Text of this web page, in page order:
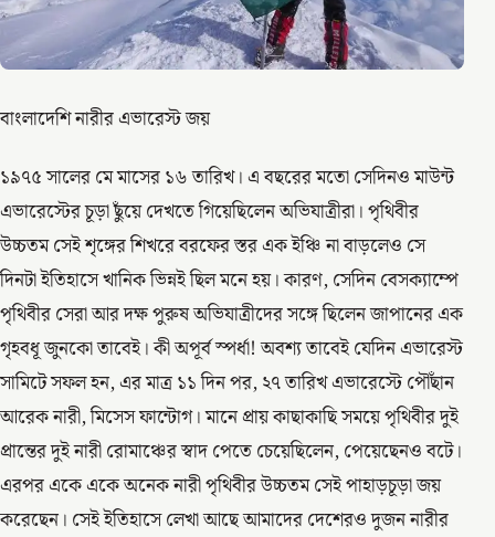
বাংলাদেশি নারীর এভারেস্ট জয়
১৯৭৫ সালের মে মাসের ১৬ তারিখ। এ বছরের মতো সেদিনও মাউন্ট
এভারেস্টের চূড়া ছুঁয়ে দেখতে গিয়েছিলেন অভিযাত্রীরা। পৃথিবীর
উচ্চতম সেই শৃঙ্গের শিখরে বরফের স্তর এক ইঞ্চি না বাড়লেও সে
দিনটা ইতিহাসে খানিক ভিন্নই ছিল মনে হয়। কারণ, সেদিন বেসক্যাম্পে
পৃথিবীর সেরা আর দক্ষ পুরুষ অভিযাত্রীদের সঙ্গে ছিলেন জাপানের এক
গৃহবধূ জুনকো তাবেই। কী অপূর্ব স্পর্ধা! অবশ্য তাবেই যেদিন এভারেস্ট
সামিটে সফল হন, এর মাত্র ১১ দিন পর, ২৭ তারিখ এভারেস্টে পৌঁছান
আরেক নারী, মিসেস ফান্টোগ। মানে প্রায় কাছাকাছি সময়ে পৃথিবীর দুই
প্রান্তের দুই নারী রোমাঞ্চের স্বাদ পেতে চেয়েছিলেন, পেয়েছেনও বটে।
এরপর একে একে অনেক নারী পৃথিবীর উচ্চতম সেই পাহাড়চূড়া জয়
করেছেন। সেই ইতিহাসে লেখা আছে আমাদের দেশেরও দুজন নারীর